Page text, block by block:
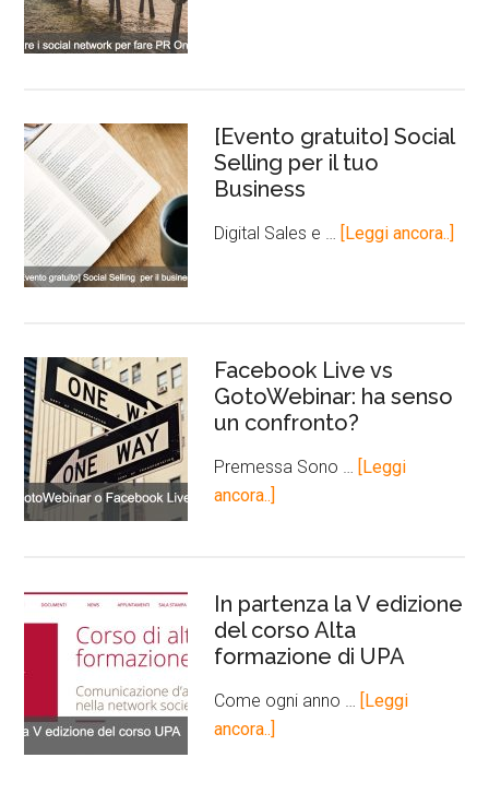
[Evento gratuito] Social
Selling per il tuo
Business
Digital Sales e … [Leggi ancora..]
Facebook Live vs
GotoWebinar: ha senso
un confronto?
Premessa Sono … [Leggi
ancora..]
In partenza la V edizione
del corso Alta
formazione di UPA
Come ogni anno … [Leggi
ancora..]